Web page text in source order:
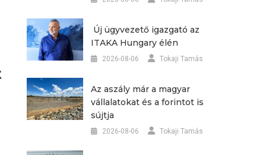
Új ügyvezető igazgató az
ITAKA Hungary élén
2026-08-06 Tokaji Tamás
Az aszály már a magyar
vállalatokat és a forintot is
sújtja
2026-08-06 Tokaji Tamás